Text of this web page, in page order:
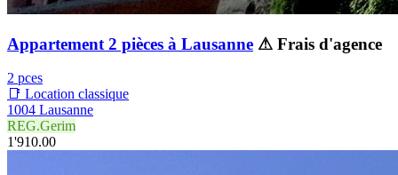
Appartement 2 pièces à Lausanne ⚠ Frais d'agence
2 pces
📑 Location classique
1004 Lausanne
REG.Gerim
1'910.00